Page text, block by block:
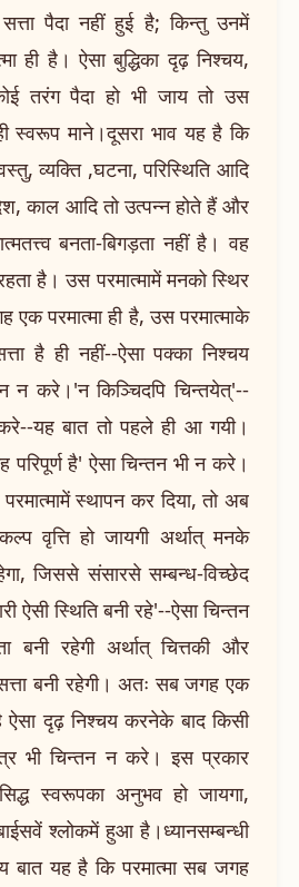
पैदा नहीं हुई है; किन्तु उनमें
ही है। ऐसा बुद्धिका दृढ़ निश्चय,
तरंग पैदा हो भी जाय तो उस
स्वरूप माने।दूसरा भाव यह है कि
व्यक्ति ,घटना, परिस्थिति आदि
काल आदि तो उत्पन्न होते हैं और
बनता-बिगड़ता नहीं है। वह
है। उस परमात्मामें मनको स्थिर
परमात्मा ही है, उस परमात्माके
है ही नहीं--ऐसा पक्का निश्चय
करे।'न किञ्चिदपि चिन्तयेत्'--
यह बात तो पहले ही आ गयी।
परिपूर्ण है' ऐसा चिन्तन भी न करे।
स्थापन कर दिया, तो अब
वृत्ति हो जायगी अर्थात् मनके
जिससे संसारसे सम्बन्ध-विच्छेद
ऐसी स्थिति बनी रहे'--ऐसा चिन्तन
बनी रहेगी अर्थात् चित्तकी और
बनी रहेगी। अतः सब जगह एक
है ऐसा दृढ़ निश्चय करनेके बाद किसी
भी चिन्तन न करे। इस प्रकार
स्वरूपका अनुभव हो जायगा,
श्लोकमें हुआ है।ध्यानसम्बन्धी
बात यह है कि परमात्मा सब जगह